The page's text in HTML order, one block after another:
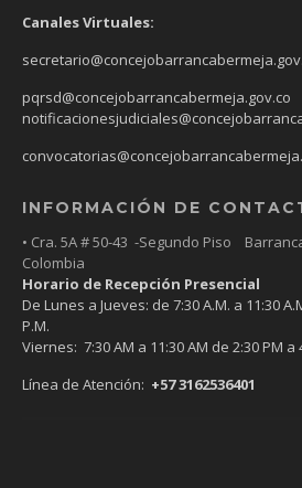
Canales Virtuales:
pqrsd@concejobarrancabermeja.gov.co
INFORMACIÓN DE
• Cra. 5A # 50-43 -Segundo Piso
Colombia
Horario de Recepción Presencial
De Lunes a Jueves: de 7:30 A.M. a 11:30
P.M.
Viernes: 7:30 AM a 11:30 AM de 2:30 PM a
Línea de Atención: +57 3162536401